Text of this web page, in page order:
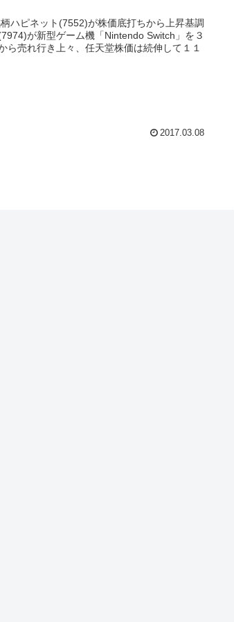
ハピネット(7552)が株価底打ちから上昇基調
が新型ゲーム機「Nintendo Switch」を３
ら売れ行き上々、任天堂株価は続伸して１１
2017.03.08